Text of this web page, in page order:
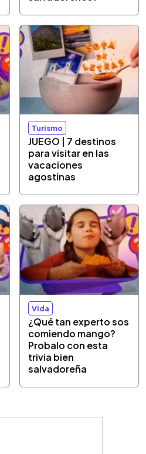
Turismo
JUEGO | 7 destinos
para visitar en las
vacaciones
agostinas
Vida
¿Qué tan experto sos
comiendo mango?
Probalo con esta
trivia bien
salvadoreña